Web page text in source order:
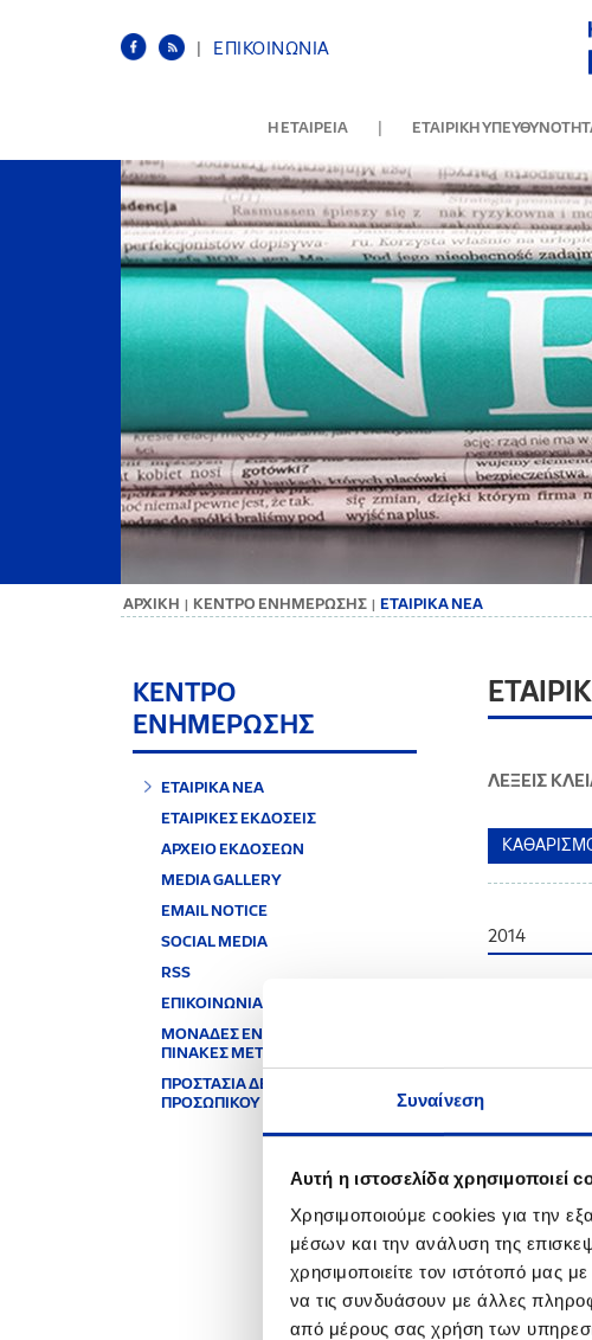
Συναίνεση
Αυτή η ιστοσελίδα χρησιμοποιεί
Χρησιμοποιούμε cookies για την
μέσων και την ανάλυση της
χρησιμοποιείτε τον ιστότοπό μας
να τις συνδυάσουν με άλλες
από μέρους σας χρήση των
| ΕΠΙΚΟΙΝΩΝΙΑ
Η ΕΤΑΙΡΕΙΑ | ΕΤΑΙΡΙΚΗ
ΑΡΧΙΚΗ | ΚΕΝΤΡΟ ΕΝΗΜΕΡΩΣΗΣ | ΕΤΑΙΡΙΚΑ ΝΕΑ
ΚΕΝΤΡΟ
ΕΝΗΜΕΡΩΣΗΣ
ΕΤΑΙΡΙΚΑ ΝΕΑ
ΕΤΑΙΡΙΚΕΣ ΕΚΔΟΣΕΙΣ
ΑΡΧΕΙΟ ΕΚΔΟΣΕΩΝ
MEDIA GALLERY
EMAIL NOTICE
SOCIAL MEDIA
RSS
ΕΠΙΚΟΙΝΩΝΙΑ
ΜΟΝΑΔΕΣ ΕΝΕΡΓΕΙΑΣ &
ΠΙΝΑΚΕΣ ΜΕΤΑΤΡΟΠΗΣ
ΠΡΟΣΤΑΣΙΑ ΔΕΔΟΜΕΝΩΝ
ΠΡΟΣΩΠΙΚΟΥ ΧΑΡΑΚΤΗΡΑ
ΛΕΞΕΙΣ
2014
Ενημέρωση
2008
27.05.2008
Έκθεση